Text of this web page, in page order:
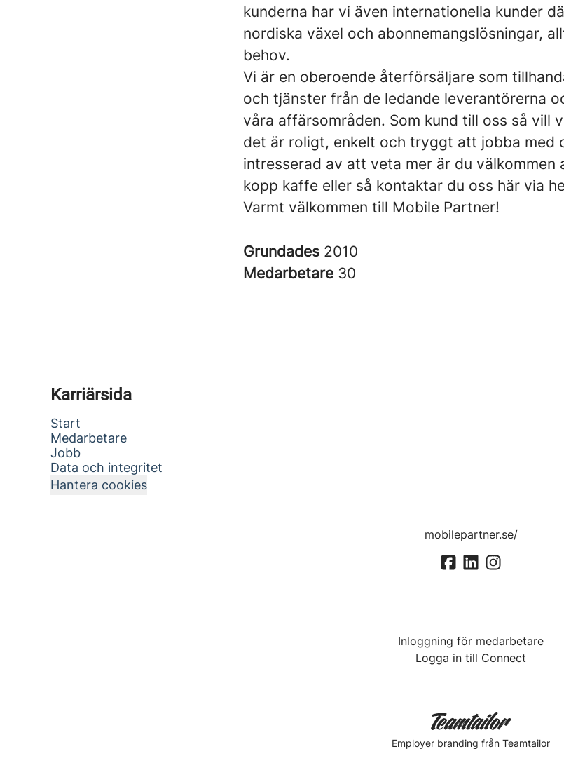
kunderna har vi även internationella kunder
nordiska växel och abonnemangslösningar,
behov.
Vi är en oberoende återförsäljare som
och tjänster från de ledande leverantörerna
våra affärsområden. Som kund till oss så vill
det är roligt, enkelt och tryggt att jobba med
intresserad av att veta mer är du välkommen
kopp kaffe eller så kontaktar du oss här via
Varmt välkommen till Mobile Partner!
Grundades 2010
Medarbetare 30
Karriärsida
Start
Medarbetare
Jobb
Data och integritet
Hantera cookies
mobilepartner.se/
Inloggning för medarbetare
Logga in till Connect
Employer branding från Teamtailor